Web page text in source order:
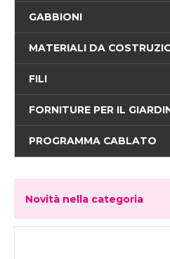
GABBIONI
MATERIALI DA
FILI
FORNITURE PER IL
PROGRAMMA CABLATO
Novità nella categoria